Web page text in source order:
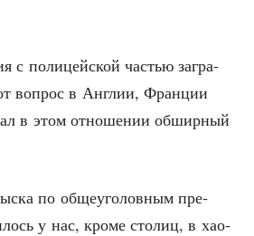
с поли­цей­ской частью загра­
вопрос в Англии, Фран­ции
в этом отно­ше­нии обшир­ный
по обще­уго­лов­ным пре­
у нас, кро­ме сто­лиц, в хао­